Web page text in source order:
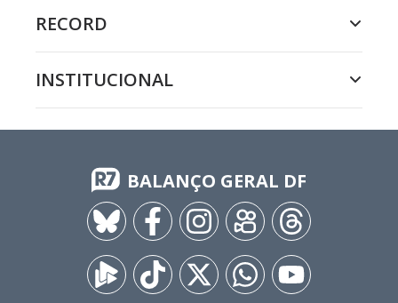
RECORD
INSTITUCIONAL
BALANÇO GERAL DF